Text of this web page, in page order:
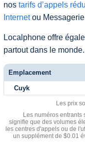
nos tarifs d’appels
Internetou
Localphone offre
partout dans le monde.
Emplacement
Cuyk
Les prix
Les numéros
signifie que des volumes
les centres d'appels ou de
un supplément de $0.01